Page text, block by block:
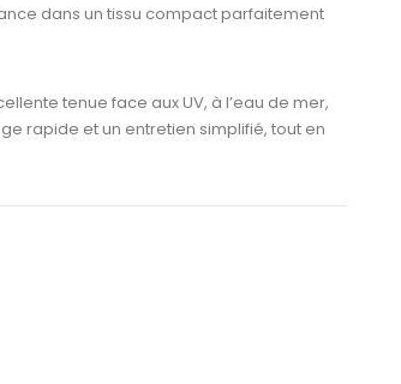
dans un tissu compact parfaitement
tenue face aux UV, à l’eau de mer,
rapide et un entretien simplifié, tout en